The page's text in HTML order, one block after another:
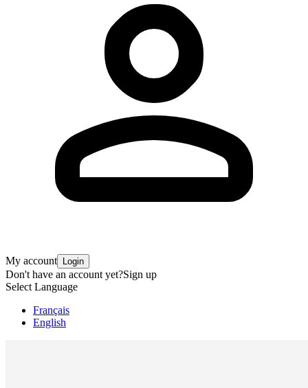
My account Login
Don't have an account yet?Sign up
Select Language
Français
English